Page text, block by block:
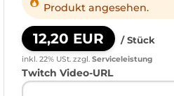
Produkt angesehen.
12,20 EUR / Stück
inkl. 22% USt. zzgl. Serviceleistung
Twitch Video-URL